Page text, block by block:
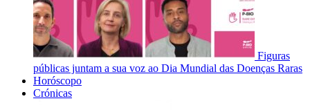
Figuras
públicas juntam a sua voz ao Dia Mundial das Doenças Raras
Horóscopo
Crónicas